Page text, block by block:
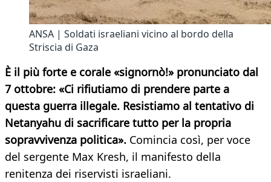
ANSA | Soldati israeliani vicino al bordo della
Striscia di Gaza
È il più forte e corale «signornò!» pronunciato dal
7 ottobre: «Ci rifiutiamo di prendere parte a
questa guerra illegale. Resistiamo al tentativo di
Netanyahu di sacrificare tutto per la propria
sopravvivenza politica». Comincia così, per voce
del sergente Max Kresh, il manifesto della
renitenza dei riservisti israeliani.